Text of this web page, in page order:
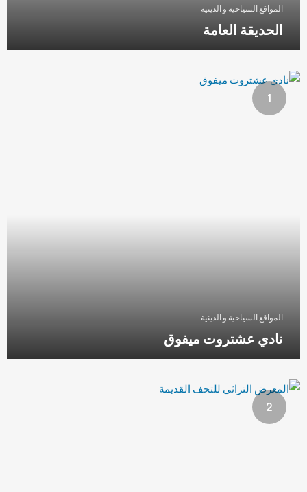
المواقع السياحية و الدينية
الحديقة العامة
1
المواقع السياحية و الدينية
نادي عشتروت ميفوق
2